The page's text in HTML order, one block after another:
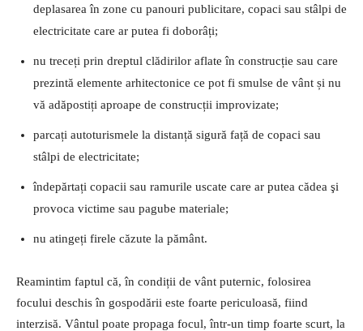
deplasarea în zone cu panouri publicitare, copaci sau stâlpi de
electricitate care ar putea fi doborâți;
nu treceți prin dreptul clădirilor aflate în construcție sau care
prezintă elemente arhitectonice ce pot fi smulse de vânt și nu
vă adăpostiți aproape de construcții improvizate;
parcați autoturismele la distanță sigură față de copaci sau
stâlpi de electricitate;
îndepărtați copacii sau ramurile uscate care ar putea cădea şi
provoca victime sau pagube materiale;
nu atingeți firele căzute la pământ.
Reamintim faptul că, în condiții de vânt puternic, folosirea
focului deschis în gospodării este foarte periculoasă, fiind
interzisă. Vântul poate propaga focul, într-un timp foarte scurt, la